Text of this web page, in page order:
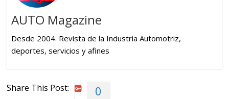
AUTO Magazine
Desde 2004. Revista de la Industria Automotriz,
deportes, servicios y afines
Share This Post: 0